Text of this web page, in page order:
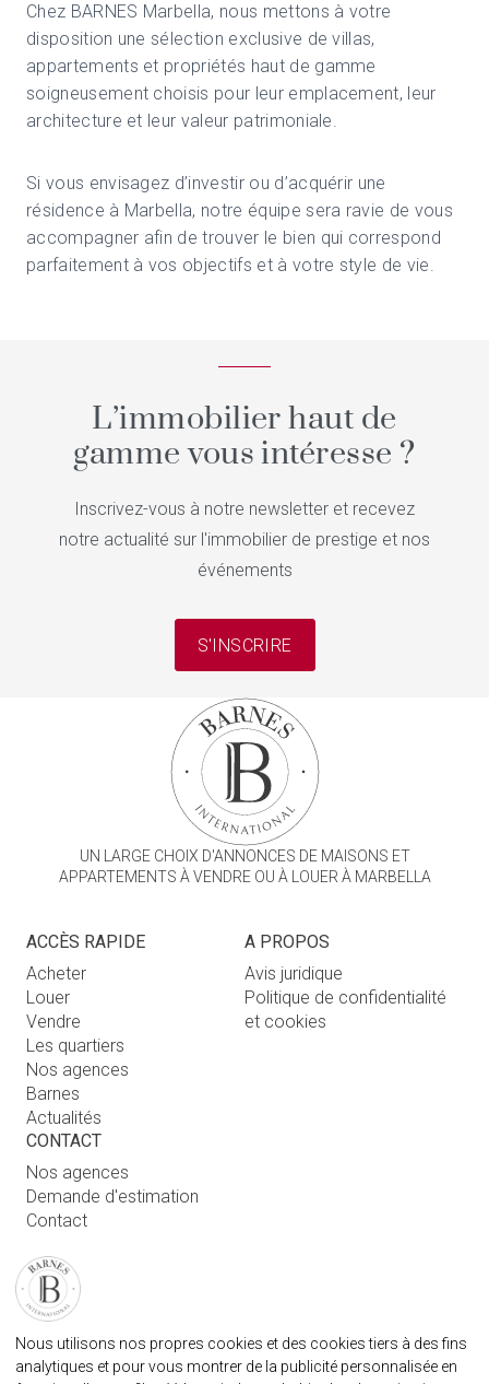
Chez BARNES Marbella, nous mettons à votre
disposition une sélection exclusive de villas,
appartements et propriétés haut de gamme
soigneusement choisis pour leur emplacement, leur
architecture et leur valeur patrimoniale.
Si vous envisagez d’investir ou d’acquérir une
résidence à Marbella, notre équipe sera ravie de vous
accompagner afin de trouver le bien qui correspond
parfaitement à vos objectifs et à votre style de vie.
L’immobilier haut de
gamme vous intéresse ?
Inscrivez-vous à notre newsletter et recevez
notre actualité sur l'immobilier de prestige et nos
événements
S'INSCRIRE
UN LARGE CHOIX D'ANNONCES DE MAISONS ET
APPARTEMENTS À VENDRE OU À LOUER À MARBELLA
ACCÈS RAPIDE
Acheter
Louer
Vendre
Les quartiers
Nos agences
Barnes
Actualités
A PROPOS
Avis juridique
Politique de confidentialité
et cookies
CONTACT
Nos agences
Demande d'estimation
Contact
FAQ
AGENECE IMMOBILIÈRE BARNES MARBELLA
Nous utilisons nos propres cookies et des cookies tiers à des fins
analytiques et pour vous montrer de la publicité personnalisée en